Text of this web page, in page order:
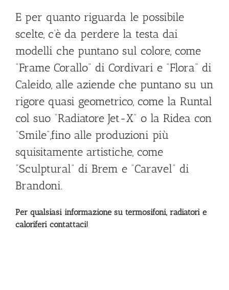
E per quanto riguarda le possibile
scelte, c’è da perdere la testa dai
modelli che puntano sul colore, come
“Frame Corallo” di Cordivari e “Flora” di
Caleido, alle aziende che puntano su un
rigore quasi geometrico, come la Runtal
col suo “Radiatore Jet-X” o la Ridea con
“Smile”,fino alle produzioni più
squisitamente artistiche, come
“Sculptural” di Brem e “Caravel” di
Brandoni.
Per qualsiasi informazione su termosifoni, radiatori e
caloriferi contattaci!